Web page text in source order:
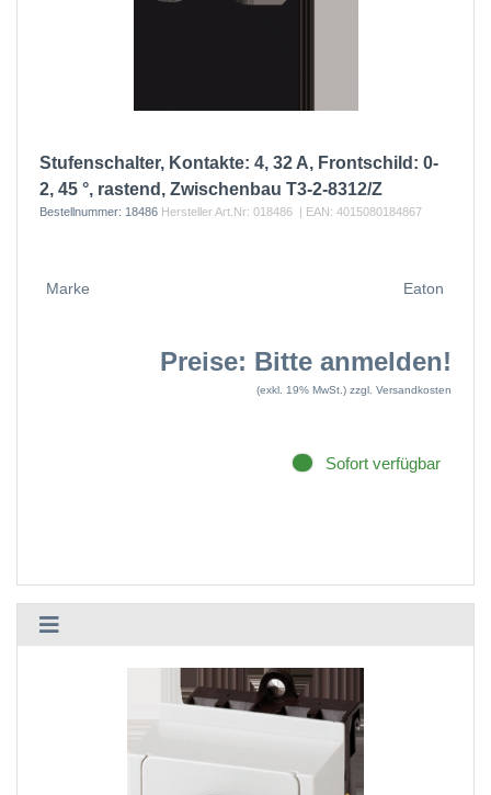
Stufenschalter, Kontakte: 4, 32 A, Frontschild: 0-
2, 45 °, rastend, Zwischenbau T3-2-8312/Z
Bestellnummer: 18486 Hersteller Art.Nr: 018486 | EAN: 4015080184867
Marke Eaton
Preise: Bitte anmelden!
(exkl. 19% MwSt.) zzgl. Versandkosten
Sofort verfügbar